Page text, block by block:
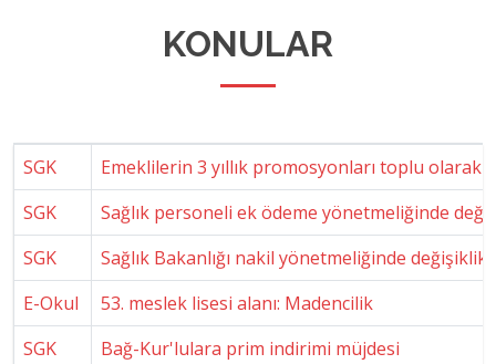
KONULAR
SGK
Emeklilerin 3 yıllık promosyonları toplu olarak
SGK
Sağlık personeli ek ödeme yönetmeliğinde
SGK
Sağlık Bakanlığı nakil yönetmeliğinde değişiklik
E-Okul
53. meslek lisesi alanı: Madencilik
SGK
Bağ-Kur'lulara prim indirimi müjdesi